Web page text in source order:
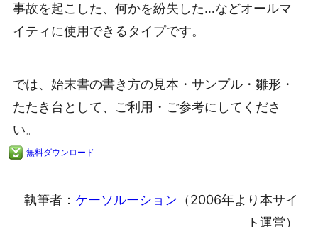
事故を起こした、何かを紛失した…などオールマ
イティに使用できるタイプです。
では、始末書の書き方の見本・サンプル・雛形・
たたき台として、ご利用・ご参考にしてくださ
い。
無料ダウンロード
執筆者： ケーソルーション （2006年より本サイ
ト運営）